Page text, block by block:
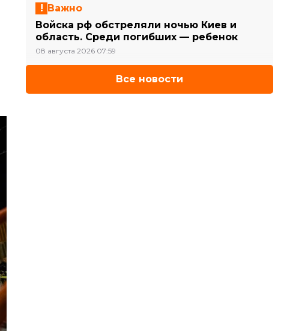
Важно
Войска рф обстреляли ночью Киев и
область. Среди погибших — ребенок
08 августа 2026 07:59
Все новости